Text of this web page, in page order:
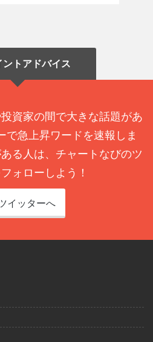
ントアドバイス
資家の間で大きな話題があ
で急上昇ワードを速報しま
る人は、チャートなびのツ
ォローしよう！
イッターへ